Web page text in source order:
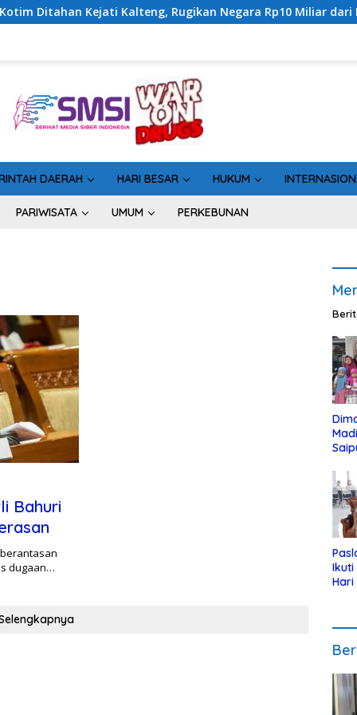
Kalteng, Rugikan Negara Rp10 Miliar dari Dana Hibah
DAERAH HARI BESAR HUKUM
PARIWISATA UMUM PERKEBUNAN
Bahuri
dugaan…
Ikuti
Hari